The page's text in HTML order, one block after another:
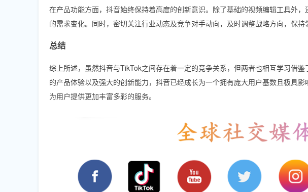
在产品功能方面，抖音始终保持着高度的创新意识。除了基础的视频编辑工具外
的需求变化。同时，密切关注行业动态及竞争对手动向，及时调整战略方向，保持
总结
综上所述，虽然抖音与TikTok之间存在着一定的竞争关系，但两者也相互学习借
的产品体验以及强大的创新能力，抖音已经成长为一个拥有庞大用户基数且极具
为用户提供更加丰富多彩的服务。